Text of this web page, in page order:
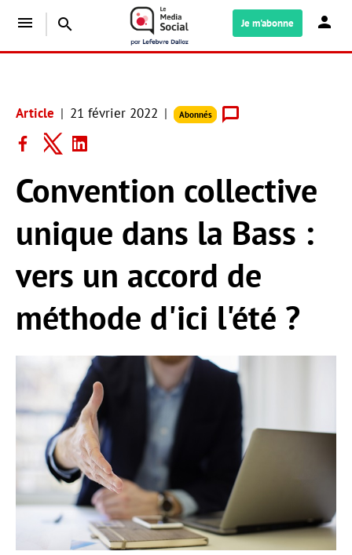
menu search Je m'abonne
Article 21 février 2022 Abonnés
Convention collective
unique dans la Bass :
vers un accord de
méthode d'ici l'été ?